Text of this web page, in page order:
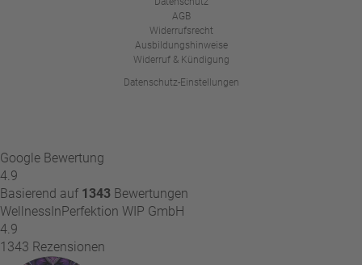
AGB
Widerrufsrecht
Ausbildungshinweise
Widerruf & Kündigung
Datenschutz-Einstellungen
Google Bewertung
4.9
Basierend auf 1343 Bewertungen
WellnessInPerfektion WIP GmbH
4.9
1343 Rezensionen